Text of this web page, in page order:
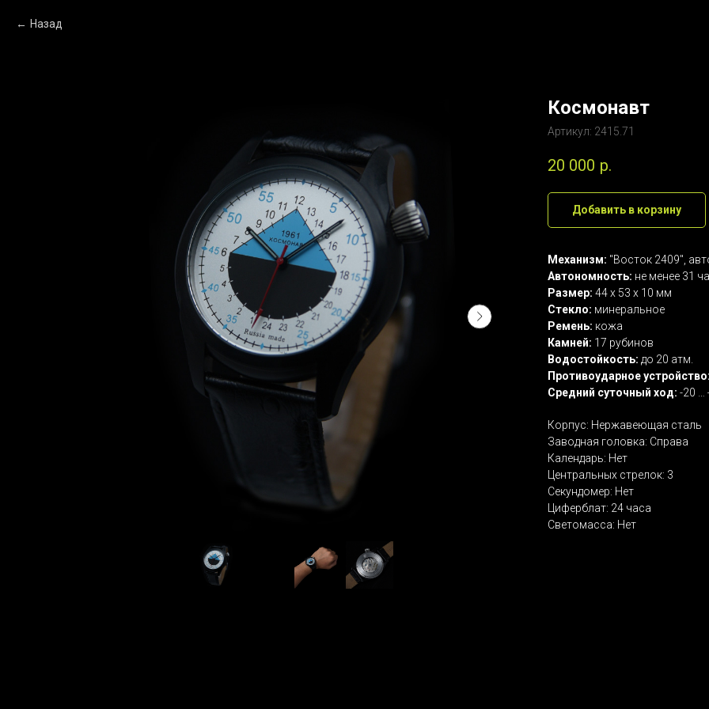
Назад
Космонавт
Артикул: 2415.71
20 000 р.
Добавить в корзину
Механизм: "Восток 2409",
Автономность: не менее 31
Размер: 44 х 53 х 10 мм
Стекло: минеральное
Ремень: кожа
Камней: 17 рубинов
Водостойкость: до 20 атм.
Противоударное устройство:
Средний суточный ход: -20 …
Корпус: Нержавеющая сталь
Заводная головка: Справа
Календарь: Нет
Центральных стрелок: 3
Секундомер: Нет
Циферблат: 24 часа
Светомасса: Нет